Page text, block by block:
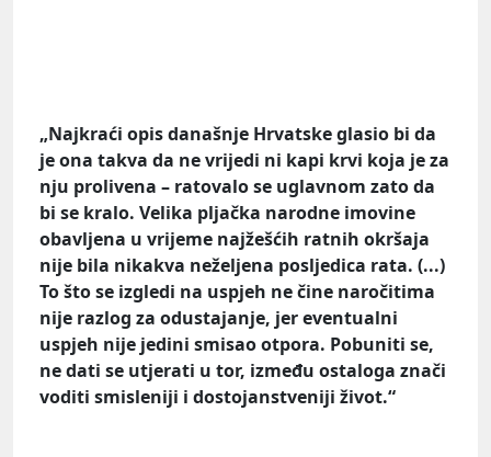
„Najkraći opis današnje Hrvatske glasio bi da
je ona takva da ne vrijedi ni kapi krvi koja je za
nju prolivena – ratovalo se uglavnom zato da
bi se kralo. Velika pljačka narodne imovine
obavljena u vrijeme najžešćih ratnih okršaja
nije bila nikakva neželjena posljedica rata. (...)
To što se izgledi na uspjeh ne čine naročitima
nije razlog za odustajanje, jer eventualni
uspjeh nije jedini smisao otpora. Pobuniti se,
ne dati se utjerati u tor, između ostaloga znači
voditi smisleniji i dostojanstveniji život.“